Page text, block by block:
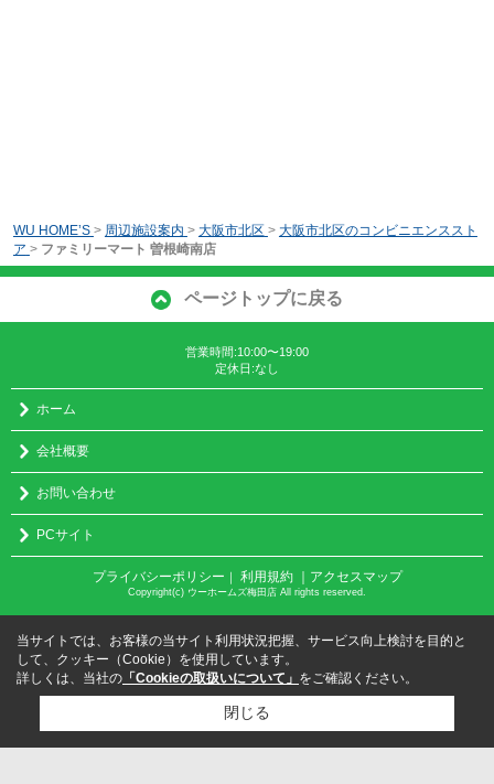
WU HOME’S > 周辺施設案内 > 大阪市北区 > 大阪市北区のコンビニエンススト
ア > ファミリーマート 曽根崎南店
ページトップに戻る
営業時間:10:00〜19:00
定休日:なし
ホーム
会社概要
お問い合わせ
PCサイト
プライバシーポリシー ｜ 利用規約 ｜アクセスマップ
Copyright(c) ウーホームズ梅田店 All rights reserved.
当サイトでは、お客様の当サイト利用状況把握、サービス向上検討を目的と
して、クッキー（Cookie）を使用しています。
詳しくは、当社の 「Cookieの取扱いについて」 をご確認ください。
閉じる